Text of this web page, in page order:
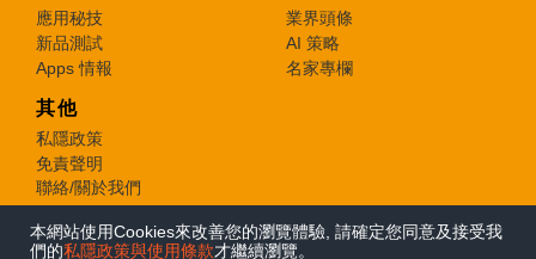
本網站使用Cookies來改善您的瀏覽體驗, 請確定您同意及接受我
們的私隱政策與使用條款才繼續瀏覽。
應用秘技
新品測試
Apps 情報
業界頭條
AI 策略
名家專欄
其他
私隱政策
免責聲明
聯絡/關於我們
© 2026 e-zone. All Rights Reserved.